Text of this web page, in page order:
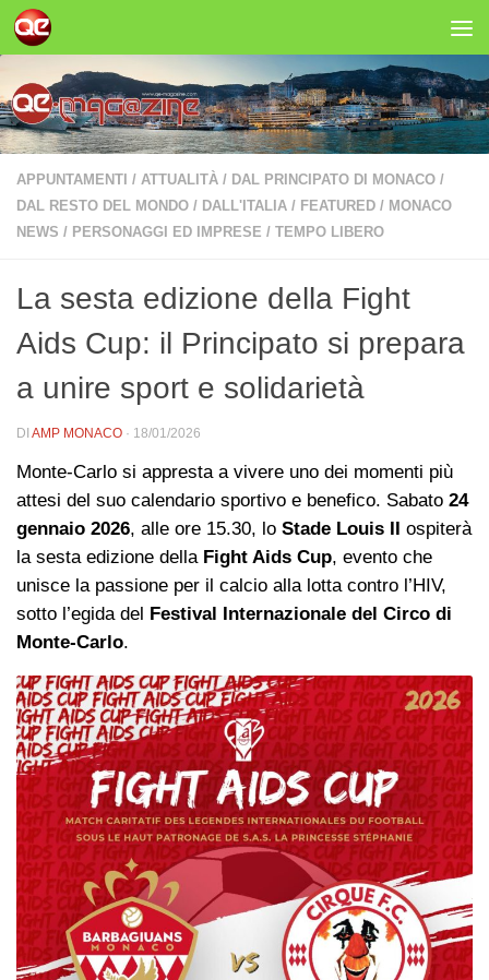
Salta al contenuto
APPUNTAMENTI / ATTUALITÀ / DAL PRINCIPATO DI MONACO /
DAL RESTO DEL MONDO / DALL'ITALIA / FEATURED / MONACO
NEWS / PERSONAGGI ED IMPRESE / TEMPO LIBERO
La sesta edizione della Fight
Aids Cup: il Principato si prepara
a unire sport e solidarietà
DI AMP MONACO · 18/01/2026
Monte-Carlo si appresta a vivere uno dei momenti più
attesi del suo calendario sportivo e benefico. Sabato 24
gennaio 2026, alle ore 15.30, lo Stade Louis II
ospiterà
la sesta edizione della Fight Aids Cup, evento che
unisce la passione per il calcio alla lotta contro l’HIV,
sotto l’egida del
Festival Internazionale del Circo di
Monte-Carlo.